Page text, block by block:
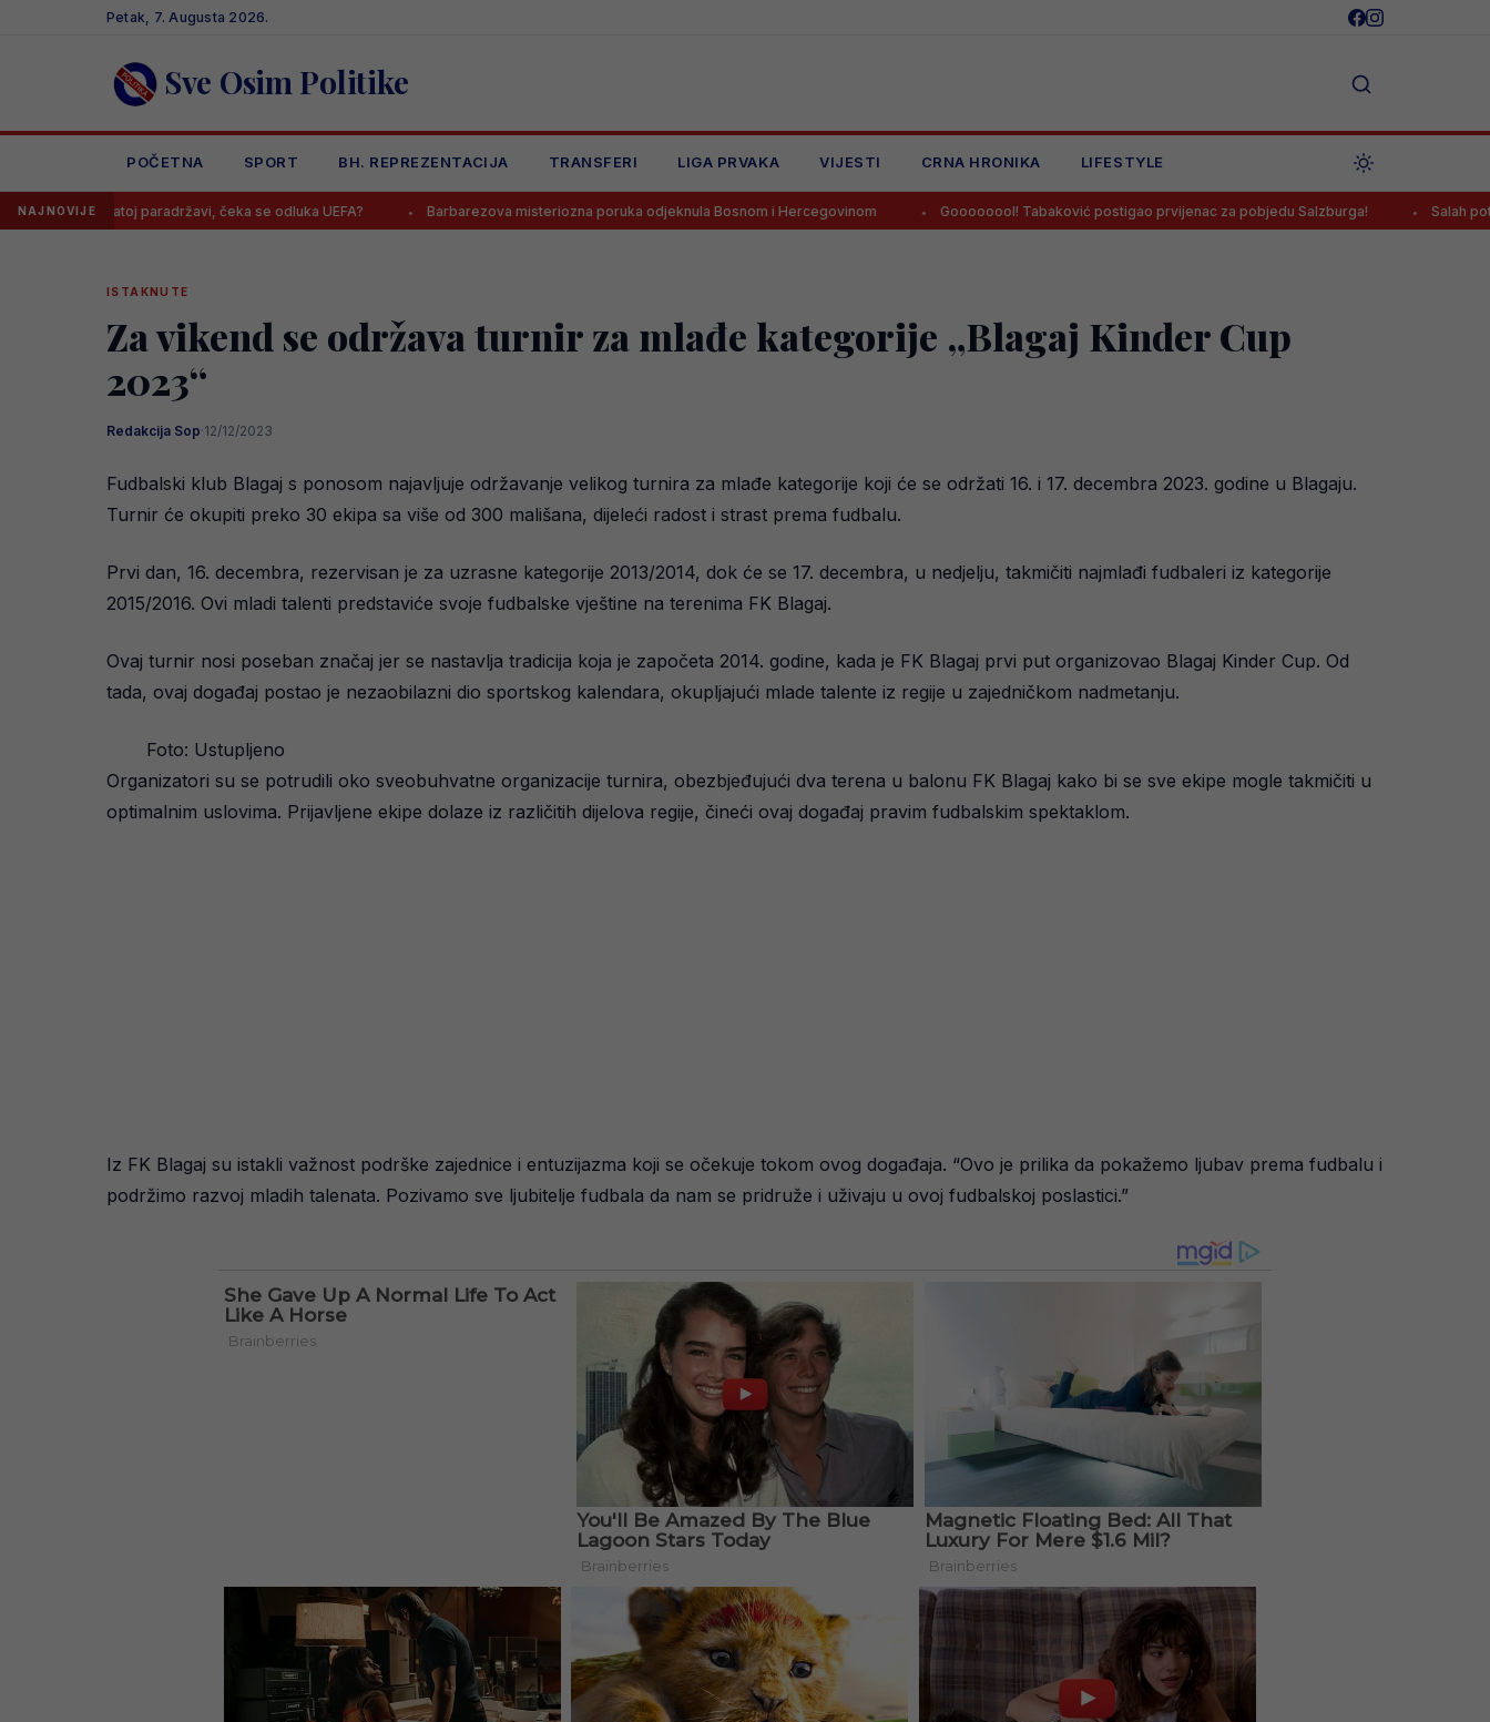
Petak, 7. Augusta 2026.
Sve Osim Politike
POČETNA SPORT BH. REPREZENTACIJA TRANSFERI LIGA PRVAKA VIJESTI CRNA HRONIKA LIFESTYLE
NAJNOVIJEparadržavi, čeka se odluka UEFA? Barbarezova misteriozna poruka odjeknula Bosnom i Hercegovinom Goooooool! Tabaković postigao prvijenac za pobjedu Salzburga! Salah potpisao za
ISTAKNUTE
Za vikend se održava turnir za mlađe kategorije „Blagaj Kinder Cup
2023“
Redakcija Sop·12/12/2023
Fudbalski klub Blagaj s ponosom najavljuje održavanje velikog turnira za mlađe kategorije koji će se održati 16. i 17. decembra 2023. godine u Blagaju.
Turnir će okupiti preko 30 ekipa sa više od 300 mališana, dijeleći radost i strast prema fudbalu.
Prvi dan, 16. decembra, rezervisan je za uzrasne kategorije 2013/2014, dok će se 17. decembra, u nedjelju, takmičiti najmlađi fudbaleri iz kategorije
2015/2016. Ovi mladi talenti predstaviće svoje fudbalske vještine na terenima FK Blagaj.
Ovaj turnir nosi poseban značaj jer se nastavlja tradicija koja je započeta 2014. godine, kada je FK Blagaj prvi put organizovao Blagaj Kinder Cup. Od
tada, ovaj događaj postao je nezaobilazni dio sportskog kalendara, okupljajući mlade talente iz regije u zajedničkom nadmetanju.
Foto: Ustupljeno
Organizatori su se potrudili oko sveobuhvatne organizacije turnira, obezbjeđujući dva terena u balonu FK Blagaj kako bi se sve ekipe mogle takmičiti u
optimalnim uslovima. Prijavljene ekipe dolaze iz različitih dijelova regije, čineći ovaj događaj pravim fudbalskim spektaklom.
Iz FK Blagaj su istakli važnost podrške zajednice i entuzijazma koji se očekuje tokom ovog događaja. “Ovo je prilika da pokažemo ljubav prema fudbalu i
podržimo razvoj mladih talenata. Pozivamo sve ljubitelje fudbala da nam se pridruže i uživaju u ovoj fudbalskoj poslastici.”